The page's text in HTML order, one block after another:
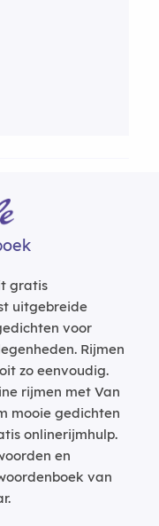
gratis
uitgebreide
voor
Rijmen
zo eenvoudig.
rijmen met Van
mooie gedichten
onlinerijmhulp.
en
van